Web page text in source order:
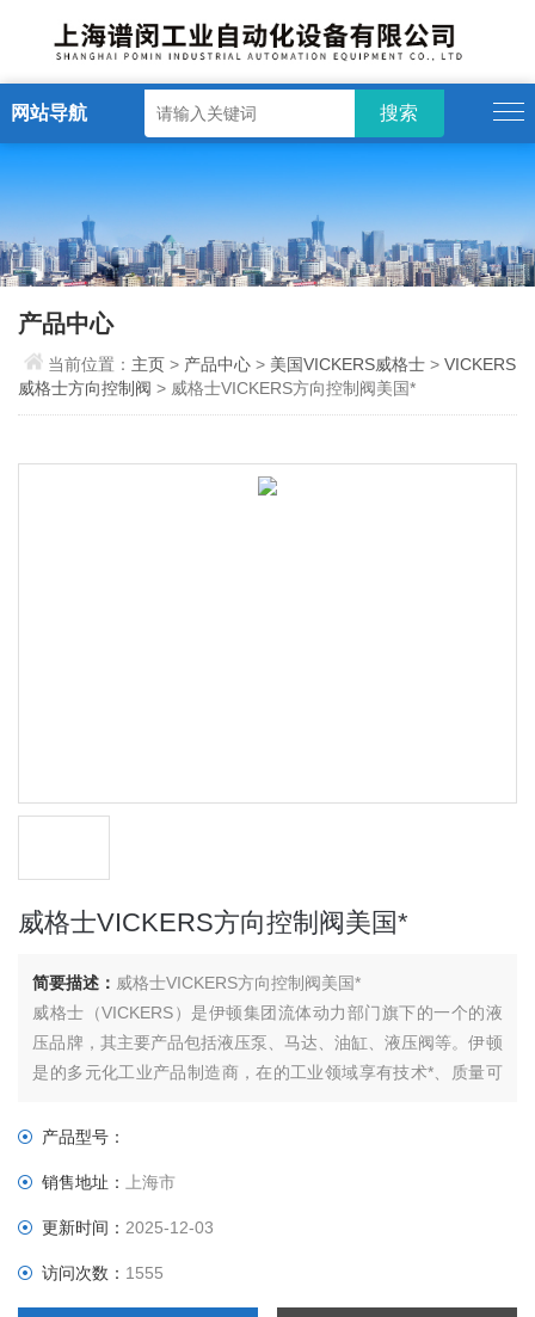
网站导航
产品中心
当前位置： 主页> 产品中心 > 美国VICKERS威格士 >VICKERS
威格士方向控制阀 > 威格士VICKERS方向控制阀美国*
威格士VICKERS方向控制阀美国*
简要描述： 威格士VICKERS方向控制阀美国*
威格士（VICKERS）是伊顿集团流体动力部门旗下的一个的液
压品牌，其主要产品包括液压泵、马达、油缸、液压阀等。伊顿
是的多元化工业产品制造商，在的工业领域享有技术*、质量可
产品型号：
销售地址：上海市
更新时间：2025-12-03
访问次数： 1555